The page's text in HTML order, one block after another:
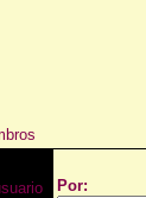
Por: